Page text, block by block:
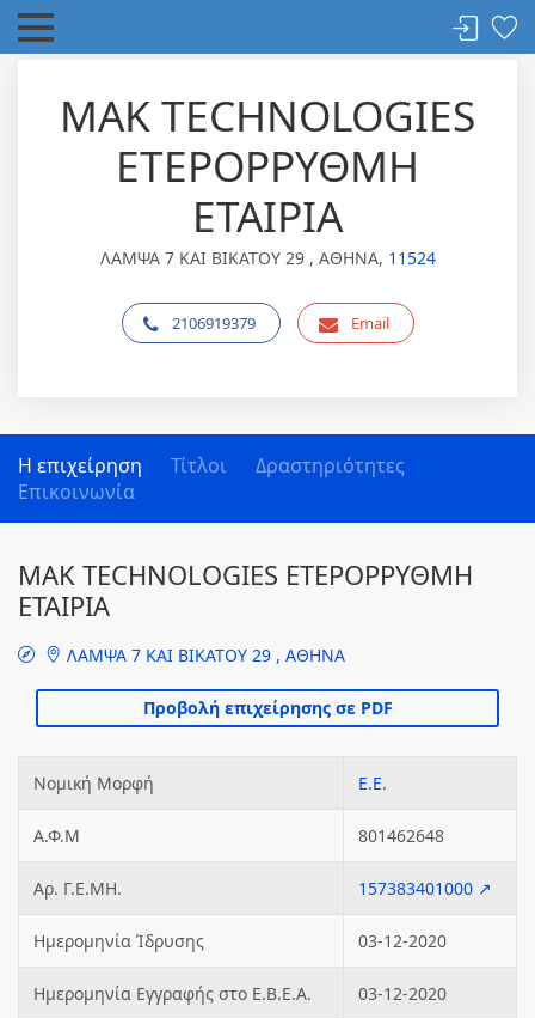
MAK TECHNOLOGIES
ΕΤΕΡΟΡΡΥΘΜΗ
ΕΤΑΙΡΙΑ
ΛΑΜΨΑ 7 ΚΑΙ ΒΙΚΑΤΟΥ 29 , ΑΘΗΝΑ, 11524
2106919379 Email
Η επιχείρηση Τίτλοι
Δραστηριότητες
Επικοινωνία
MAK TECHNOLOGIES ΕΤΕΡΟΡΡΥΘΜΗ
ΕΤΑΙΡΙΑ
ΛΑΜΨΑ 7 ΚΑΙ ΒΙΚΑΤΟΥ 29 , ΑΘΗΝΑ
Νομική Μορφή Ε.Ε.
Α.Φ.Μ 801462648
Αρ. Γ.Ε.ΜΗ. 157383401000 ↗
Ημερομηνία Ίδρυσης 03-12-2020
Ημερομηνία Εγγραφής στο Ε.Β.Ε.Α. 03-12-2020